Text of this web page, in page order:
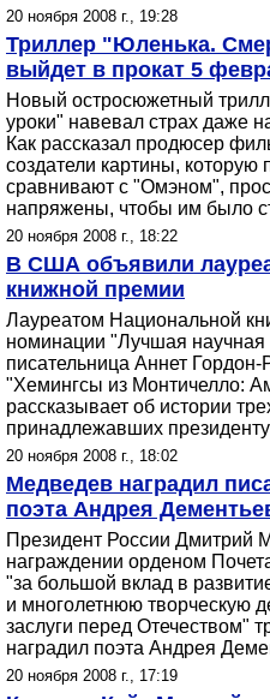
20 ноября 2008 г., 19:28
Триллер "Юленька.
выйдет в прокат 5
Новый остросюжетный
уроки" навевал страх даже
Как рассказал продюсер
создатели картины, которую
сравнивают с "Омэном",
напряжены, чтобы им было
20 ноября 2008 г., 18:22
В США объявили
книжной премии
Лауреатом Национальной
номинации "Лучшая научная
писательница Аннет
"Хемингсы из Монтичелло:
рассказывает об истории
принадлежавших
20 ноября 2008 г., 18:02
Медведев наградил
поэта Андрея
Президент России Дмитрий
награждении орденом
"за большой вклад в
и многолетнюю творческую
заслуги перед Отечеством"
наградил поэта Андрея
20 ноября 2008 г., 17:19